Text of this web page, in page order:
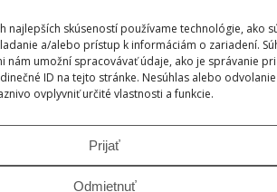
najlepších skúseností používame technológie, ako
a/alebo prístup k informáciám o zariadení.
nám umožní spracovávať údaje, ako je správanie pri
ID na tejto stránke. Nesúhlas alebo odvolanie
ovplyvniť určité vlastnosti a funkcie.
Prijať
Odmietnuť